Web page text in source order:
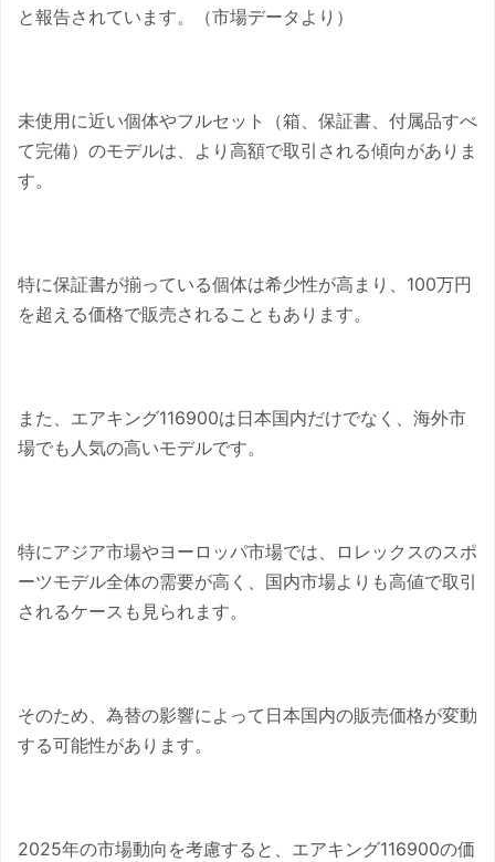
と報告されています。（市場データより）
未使用に近い個体やフルセット（箱、保証書、付属品すべ
て完備）のモデルは、より高額で取引される傾向がありま
す。
特に保証書が揃っている個体は希少性が高まり、100万円
を超える価格で販売されることもあります。
また、エアキング116900は日本国内だけでなく、海外市
場でも人気の高いモデルです。
特にアジア市場やヨーロッパ市場では、ロレックスのスポ
ーツモデル全体の需要が高く、国内市場よりも高値で取引
されるケースも見られます。
そのため、為替の影響によって日本国内の販売価格が変動
する可能性があります。
2025年の市場動向を考慮すると、エアキング116900の価